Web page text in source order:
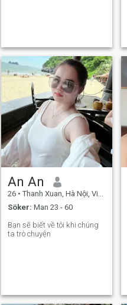
An An
26 • Thanh Xuan, Hà Nội, Vietnam
Söker: Man 23 - 60
Bạn sẽ biết về tôi khi chúng
ta trò chuyện